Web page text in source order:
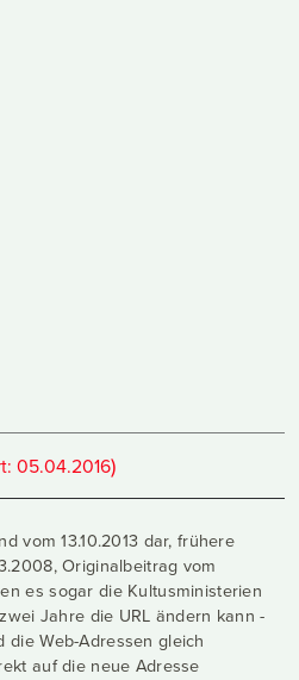
05.04.2016)
vom 13.10.2013 dar, frühere
Originalbeitrag vom
es sogar die Kultusministerien
Jahre die URL ändern kann -
die Web-Adressen gleich
auf die neue Adresse